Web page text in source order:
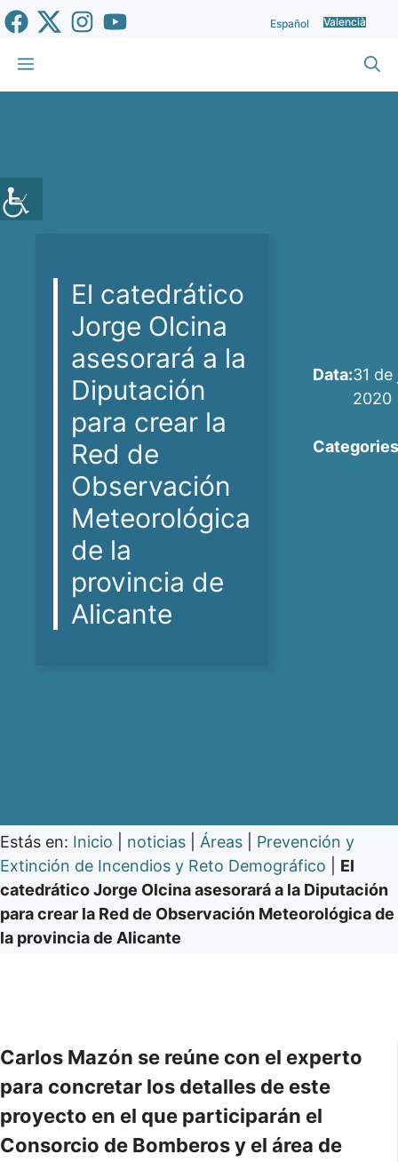
Vés
al
contingut
Español Valencià
Menu
El catedrático
Jorge Olcina
asesorará a la
Diputación
para crear la
Red de
Observación
Meteorológica
de la
provincia de
Alicante
Data:31 de
2020
Estás en: Inicio noticias Áreas
Prevención y
Extinción de Incendios y Reto Demográfico
El
catedrático Jorge Olcina asesorará a la Diputación
para crear la Red de Observación Meteorológica de
la provincia de Alicante
Carlos Mazón se reúne con el experto
para concretar los detalles de este
proyecto en el que participarán el
Consorcio de Bomberos y el área de